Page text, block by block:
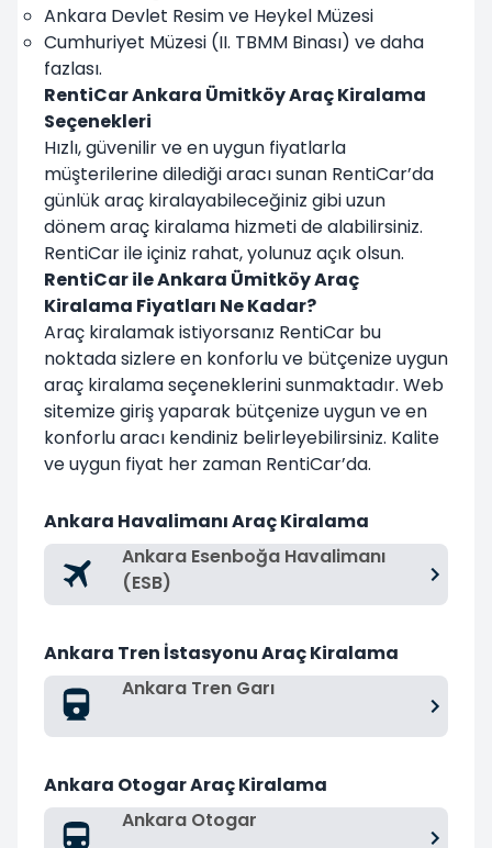
Ankara Devlet Resim ve Heykel Müzesi
Cumhuriyet Müzesi (II. TBMM Binası) ve daha
fazlası.
RentiCar Ankara Ümitköy Araç Kiralama
Seçenekleri
Hızlı, güvenilir ve en uygun fiyatlarla
müşterilerine dilediği aracı sunan RentiCar’da
günlük araç kiralayabileceğiniz gibi uzun
dönem araç kiralama hizmeti de alabilirsiniz.
RentiCar ile içiniz rahat, yolunuz açık olsun.
RentiCar ile Ankara Ümitköy Araç
Kiralama Fiyatları Ne Kadar?
Araç kiralamak istiyorsanız RentiCar bu
noktada sizlere en konforlu ve bütçenize uygun
araç kiralama seçeneklerini sunmaktadır. Web
sitemize giriş yaparak bütçenize uygun ve en
konforlu aracı kendiniz belirleyebilirsiniz. Kalite
ve uygun fiyat her zaman RentiCar’da.
Ankara Havalimanı Araç Kiralama
Ankara Esenboğa Havalimanı
(ESB)
Ankara Tren İstasyonu Araç Kiralama
Ankara Tren Garı
Ankara Otogar Araç Kiralama
Ankara Otogar